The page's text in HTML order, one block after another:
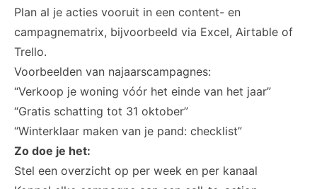
Plan al je acties vooruit in een content- en
campagnematrix, bijvoorbeeld via Excel, Airtable of
Trello.
Voorbeelden van najaarscampagnes:
“Verkoop je woning vóór het einde van het jaar”
“Gratis schatting tot 31 oktober”
“Winterklaar maken van je pand: checklist”
Zo doe je het:
Stel een overzicht op per week en per kanaal